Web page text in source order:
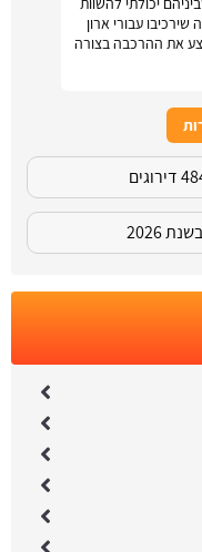
עבורי ארון
את ההרכבה בצורה
2026